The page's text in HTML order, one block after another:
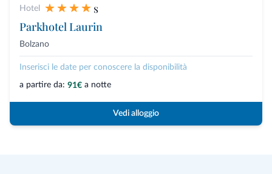
Hotel
s
Parkhotel Laurin
Bolzano
Inserisci le date per conoscere la disponibilità
a partire da: 91€ a notte
Vedi alloggio